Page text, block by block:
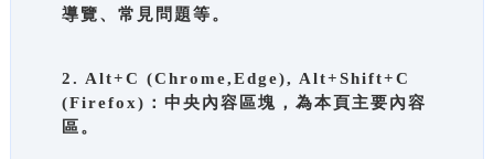
導覽、常見問題等。
2. Alt+C (Chrome,Edge), Alt+Shift+C
(Firefox)：中央內容區塊，為本頁主要內容
區。